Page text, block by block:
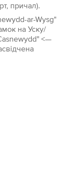
причал).
ar-Wysg"
на Уску/
<—